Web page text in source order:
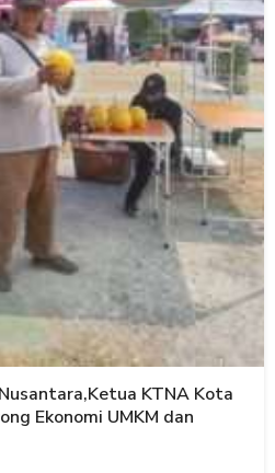
KTNA Kota
Ekonomi UMKM dan